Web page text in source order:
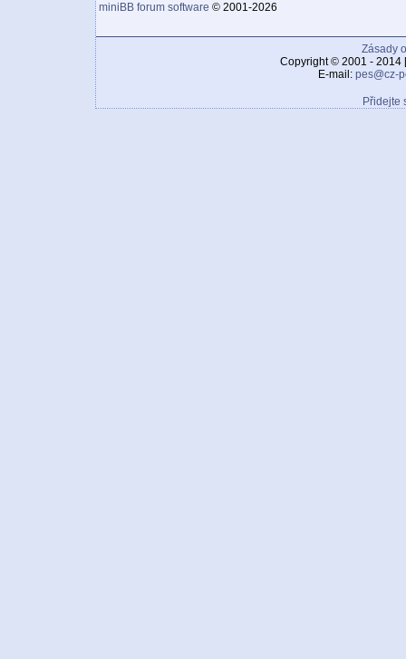
miniBB forum software © 2001-2026
Zásady
Copyright © 2001 - 2014
E-mail: pes@cz-
Přidejte